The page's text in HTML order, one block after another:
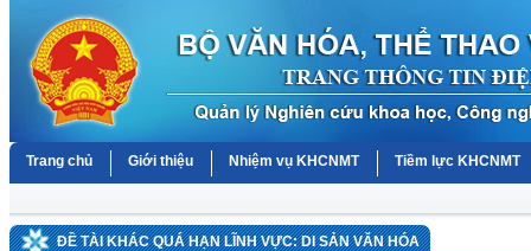
Trang chủ Giới thiệu Nhiệm vụ KHCNMT Tiềm lực KHCNMT
ĐỀ TÀI KHÁC QUÁ HẠN LĨNH VỰC: DI SẢN VĂN HÓA